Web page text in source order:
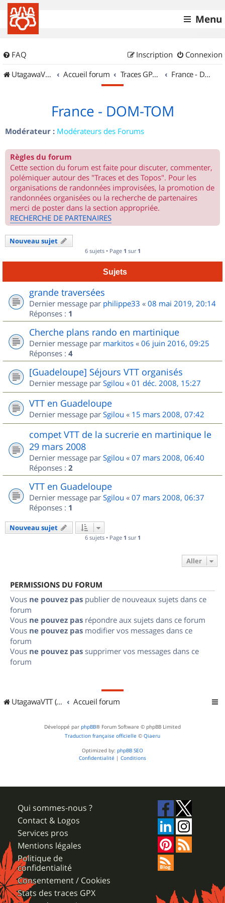
Menu
FAQ Connexion
Inscription
UtagawaVTT (Randos VTT et VTTAE avec traces GPS)
Accueil forum Traces GPS de randos VTT France - DOM-TOM
France - DOM-TOM
Modérateur : Modérateurs des Forums
Règles du forum
Cette section du forum est faite pour discuter, commenter,
polémiquer autour des "Traces et des Topos". Pour les
organisations de randonnées improvisées, la promotion de
randonnées organisées ou la recherche de partenaires
merci de poster dans la section appropriée.
RECHERCHE DE PARTENAIRES
Nouveau sujet
6 sujets • Page 1 sur 1
Sujets
grande traversées
Dernier message par philippe33 « 08 mai 2019, 20:14
Réponses : 1
Cherche plans rando en martinique
Dernier message par markitos « 06 juin 2016, 09:25
Réponses : 4
[Guadeloupe] Séjours VTT organisés
Dernier message par Sgilou « 01 déc. 2008, 15:27
VTT en Guadeloupe
Dernier message par Sgilou « 15 mars 2008, 07:42
compet VTT de la sucrerie en martinique le
29 mars 2008
Dernier message par Sgilou « 07 mars 2008, 06:40
Réponses : 2
VTT en Guadeloupe
Dernier message par Sgilou « 07 mars 2008, 06:37
Réponses : 1
Nouveau sujet
6 sujets • Page 1 sur 1
Aller
PERMISSIONS DU FORUM
Vous ne pouvez pas publier de nouveaux sujets dans ce
forum
Vous ne pouvez pas répondre aux sujets dans ce forum
Vous ne pouvez pas modifier vos messages dans ce
forum
Vous ne pouvez pas supprimer vos messages dans ce
forum
UtagawaVTT (Randos VTT et VTTAE avec traces GPS) Accueil forum
Développé par phpBB® Forum Software © phpBB Limited
Traduction française officielle © Qiaeru
Optimized by: phpBB SEO
Confidentialité | Conditions
Qui sommes-nous ?
Contact & Logos
Services pros
Mentions légales
Politique de
confidentialité
Consentement / Cookies
Stats des traces GPX